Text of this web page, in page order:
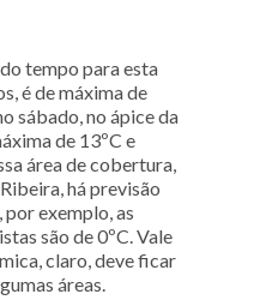
tempo para esta
é de máxima de
sábado, no ápice da
de 13ºC e
área de cobertura,
há previsão
exemplo, as
são de 0ºC. Vale
claro, deve ficar
áreas.